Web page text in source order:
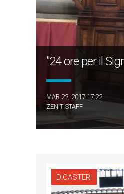
"24 ore per il
MAR 22, 2017 17:22
ZENIT STAFF
DICASTERI